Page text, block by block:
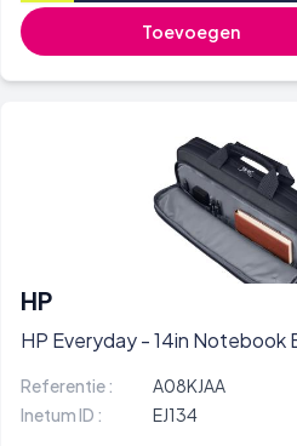
Toevoegen
HP
HP Everyday - 14in Notebook
Referentie :
A08KJAA
Inetum ID :
EJ134